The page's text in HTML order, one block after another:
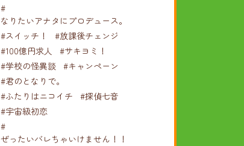
#
なりたいアナタにプロデュース。
#スイッチ！
#放課後チェンジ
#100億円求人
#サキヨミ！
#学校の怪異談 #キャンペーン
#君のとなりで。
#ふたりはニコイチ
#探偵七音
#宇宙級初恋
#
ぜったいバレちゃいけません！！！